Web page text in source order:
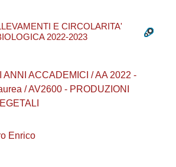
E CIRCOLARITA'
2022-2023
ANNI ACCADEMICI / AA 2022 -
/ AV2600 - PRODUZIONI
Enrico